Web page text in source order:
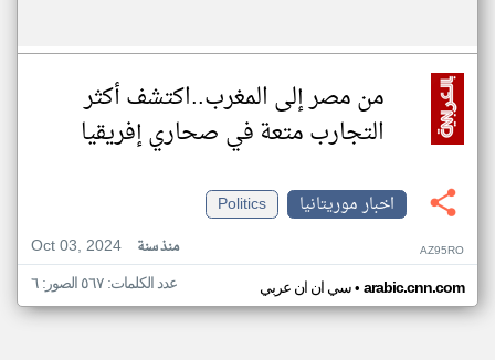
من مصر إلى المغرب..اكتشف أكثر
التجارب متعة في صحاري إفريقيا
اخبار موريتانيا
Politics
Oct 03, 2024
منذ سنة AZ95RO
سي ان ان عربي• arabic.cnn.com عدد الكلمات: ٥٦٧ الصور: ٦